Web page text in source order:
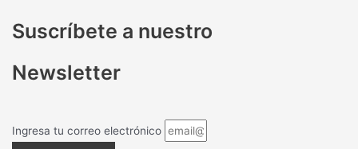
Suscríbete a nuestro
Newsletter
Ingresa tu correo electrónico